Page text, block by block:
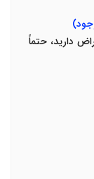
دارید، حتماً